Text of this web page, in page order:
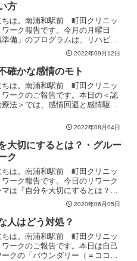
方
ちは。南浦和駅前 町田クリニッ
ワーク報告です。今月の月曜日
準備」のプログラムは、リハビリ
ントを把握しよう！がテーマで
職や退職に至った経緯や背景、体
した要因って、本当に人それぞ
ますよね。何が、どう...
2022年09月12日
確かな感情のモト
ちは。南浦和駅前 町田クリニッ
ークのご報告です。本日の＜認
法＞では、感情回避と感情駆動
な気持ちがあった時、それをなく
何とかしようと思わずとっている
目先の「ほっ」には...
2022年08月04日
大切にするとは？・グルー
ク
ちは。南浦和駅前 町田クリニッ
ワーク報告です。今日のリワーク
は『自分を大切にするとは？』
自分を大切にしろと言われても、
にどうしたらいいかわからない。
いをしたことはないですか。そ
自分を大切にするっ...
2020年06月05日
人はどう対処？
ちは。南浦和駅前 町田クリニッ
ークのご報告です。本日は自己
クの「バウンダリー（＝ココロ